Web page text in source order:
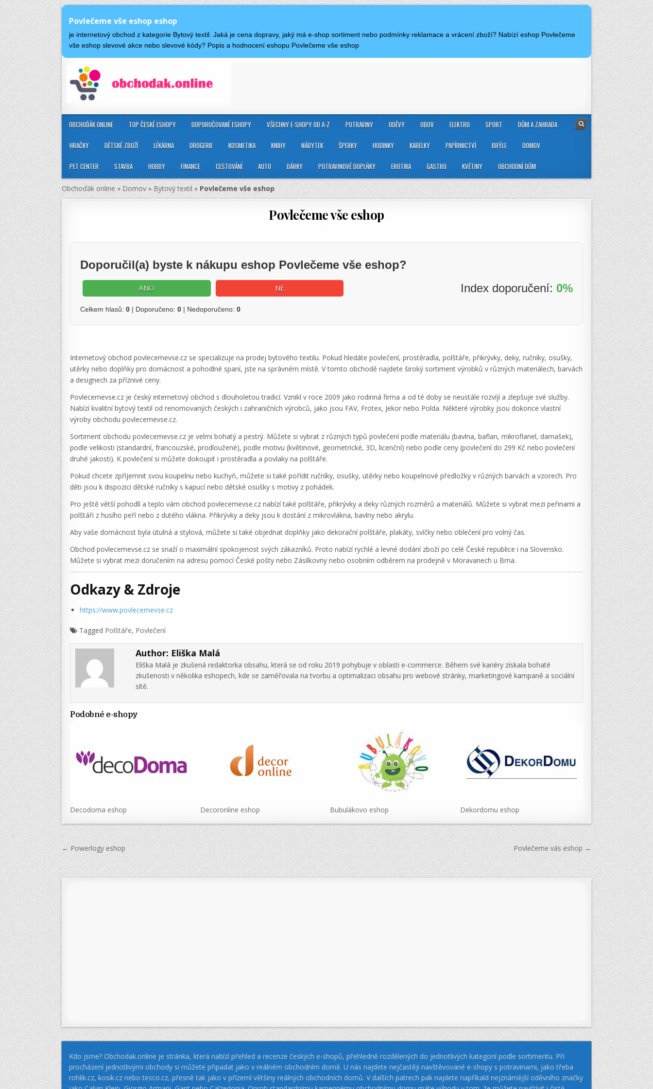
Povlečeme vše eshop eshop
je internetový obchod z kategorie Bytový textil. Jaká je cena dopravy, jaký má e-shop sortiment nebo podmínky reklamace a vrácení zboží? Nabízí eshop Povlečeme
vše eshop slevové akce nebo slevové kódy? Popis a hodnocení eshopu Povlečeme vše eshop
OBCHOĎÁK ONLINE TOP ČESKÉ ESHOPY DOPORUČOVANÉ ESHOPY VŠECHNY E-SHOPY OD A-Z POTRAVINY ODĚVY OBUV ELEKTRO SPORT DŮM A ZAHRADA
HRAČKY DĚTSKÉ ZBOŽÍ LÉKÁRNA DROGERIE KOSMETIKA KNIHY NÁBYTEK ŠPERKY HODINKY KABELKY PAPÍRNICTVÍ BRÝLE DOMOV
PET CENTER STAVBA HOBBY FINANCE CESTOVÁNÍ AUTO DÁRKY POTRAVINOVÉ DOPLŇKY EROTIKA GASTRO KVĚTINY OBCHODNÍ DŮM
Obchoďák online»Domov»Bytový textil»Povlečeme vše eshop
Povlečeme vše eshop
Doporučil(a) byste k nákupu eshop Povlečeme vše eshop?
ANO NE Index doporučení: 0%
Celkem hlasů: 0 | Doporučeno: 0 | Nedoporučeno: 0
Internetový obchod povlecemevse.cz se specializuje na prodej bytového textilu. Pokud hledáte povlečení, prostěradla, polštáře, přikrývky, deky, ručníky, osušky,
utěrky nebo doplňky pro domácnost a pohodlné spaní, jste na správném místě. V tomto obchodě najdete široký sortiment výrobků v různých materiálech, barvách
a designech za příznivé ceny.
Povlecemevse.cz je český internetový obchod s dlouholetou tradicí. Vznikl v roce 2009 jako rodinná firma a od té doby se neustále rozvíjí a zlepšuje své služby.
Nabízí kvalitní bytový textil od renomovaných českých i zahraničních výrobců, jako jsou FAV, Frotex, Jekor nebo Polda. Některé výrobky jsou dokonce vlastní
výroby obchodu povlecemevse.cz.
Sortiment obchodu povlecemevse.cz je velmi bohatý a pestrý. Můžete si vybrat z různých typů povlečení podle materiálu (bavlna, baflan, mikroflanel, damašek),
podle velikosti (standardní, francouzské, prodloužené), podle motivu (květinové, geometrické, 3D, licenční) nebo podle ceny (povlečení do 299 Kč nebo povlečení
druhé jakosti). K povlečení si můžete dokoupit i prostěradla a povlaky na polštáře.
Pokud chcete zpříjemnit svou koupelnu nebo kuchyň, můžete si také pořídit ručníky, osušky, utěrky nebo koupelnové předložky v různých barvách a vzorech. Pro
děti jsou k dispozici dětské ručníky s kapucí nebo dětské osušky s motivy z pohádek.
Pro ještě větší pohodlí a teplo vám obchod povlecemevse.cz nabízí také polštáře, přikrývky a deky různých rozměrů a materiálů. Můžete si vybrat mezi peřinami a
polštáři z husího peří nebo z dutého vlákna. Přikrývky a deky jsou k dostání z mikrovlákna, bavlny nebo akrylu.
Aby vaše domácnost byla útulná a stylová, můžete si také objednat doplňky jako dekorační polštáře, plakáty, svíčky nebo oblečení pro volný čas.
Obchod povlecemevse.cz se snaží o maximální spokojenost svých zákazníků. Proto nabízí rychlé a levné dodání zboží po celé České republice i na Slovensko.
Můžete si vybrat mezi doručením na adresu pomocí České pošty nebo Zásilkovny nebo osobním odběrem na prodejně v Moravanech u Brna.
Odkazy & Zdroje
https://www.povlecemevse.cz
Tagged Polštáře, Povlečení
Author: Eliška Malá
Eliška Malá je zkušená redaktorka obsahu, která se od roku 2019 pohybuje v oblasti e-commerce. Během své kariéry získala bohaté
zkušenosti v několika eshopech, kde se zaměřovala na tvorbu a optimalizaci obsahu pro webové stránky, marketingové kampaně a sociální
sítě.
Podobné e-shopy
Decodoma eshop Decoronline eshop Bubulákovo eshop Dekordomu eshop
Navigace
pro
příspěvek
← Powerlogy eshop Povlečeme vás eshop →
Kdo jsme? Obchodak.online je stránka, která nabízí přehled a recenze českých e-shopů, přehledně rozdělených do jednotlivých kategorií podle sortimentu. Při
procházení jednotlivými obchody si můžete připadat jako v reálném obchodním domě. U nás najdete nejčastěji navštěvované e-shopy s potravinami, jako třeba
rohlik.cz, kosik.cz nebo tesco.cz, přesně tak jako v přízemí většiny reálných obchodních domů. V dalších patrech pak najdete napříkald nejznámější oděvního značky